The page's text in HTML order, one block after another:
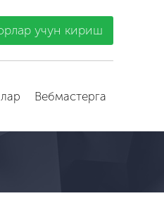
учун кириш
Вебмастерга